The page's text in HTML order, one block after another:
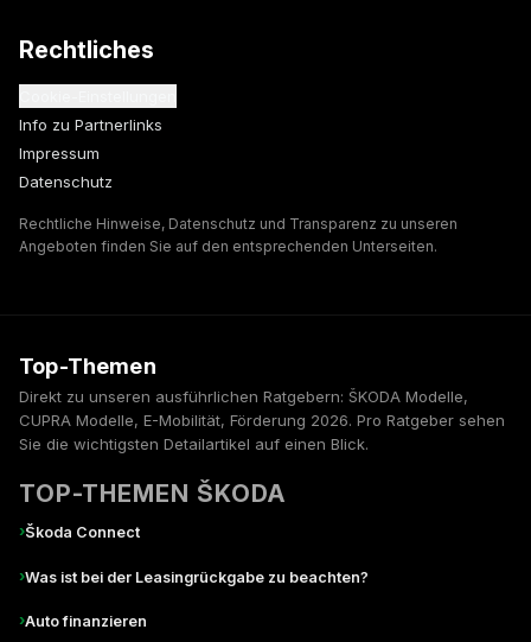
Rechtliches
Info zu Partnerlinks
Impressum
Datenschutz
Rechtliche Hinweise, Datenschutz und Transparenz zu unseren
Angeboten finden Sie auf den entsprechenden Unterseiten.
Top-Themen
Direkt zu unseren ausführlichen Ratgebern: ŠKODA Modelle,
CUPRA Modelle, E-Mobilität, Förderung 2026. Pro Ratgeber sehen
Sie die wichtigsten Detailartikel auf einen Blick.
TOP-THEMEN ŠKODA
›Škoda Connect
›Was ist bei der Leasingrückgabe zu beachten?
›Auto finanzieren